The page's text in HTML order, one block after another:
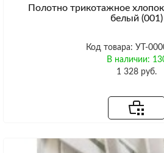
Полотно трикотажное
белый (001)
Код товара: УТ-
В наличии:
1 328 руб.